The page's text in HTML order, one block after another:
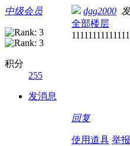
中级会员
积分
255
发消息
dgg2000
全部楼层
回复
使用道具 举报